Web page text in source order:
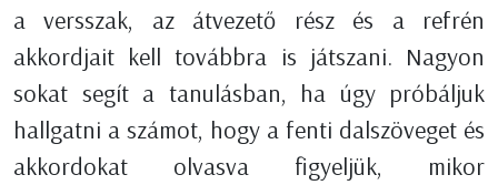
a versszak, az átvezető rész és a refrén
akkordjait kell továbbra is játszani. Nagyon
sokat segít a tanulásban, ha úgy próbáljuk
hallgatni a számot, hogy a fenti dalszöveget és
akkordokat olvasva figyeljük, mikor